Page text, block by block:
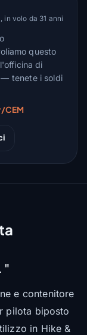
volo da 31 anni
questo
di
— tenete i soldi
CEM
"
e contenitore
pilota biposto
in Hike &